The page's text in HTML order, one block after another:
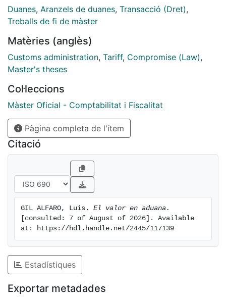
representante aduanero. Finalmente, se estudiará una
transacción real, a la que se adicionarán supuestos
en práctica el contenido del presente trabajo. Para su
realización, se analizará la normativa europea vigente
que regula el funcionamiento aduanero y se pretende,
mundo de la tributación aduanera.
Duanes, Aranzels de duanes, Transacció (Dret),
Treballs de fi de màster
Matèries (anglès)
Customs administration, Tariff, Compromise (Law),
Master's theses
Col·leccions
Màster Oficial - Comptabilitat i Fiscalitat
Pàgina completa de l'ítem
Citació
GIL ALFARO, Luis. El valor en aduana.
[consulted: 7 of August of 2026]. Available
at: https://hdl.handle.net/2445/117139
Estadístiques
Exportar metadades